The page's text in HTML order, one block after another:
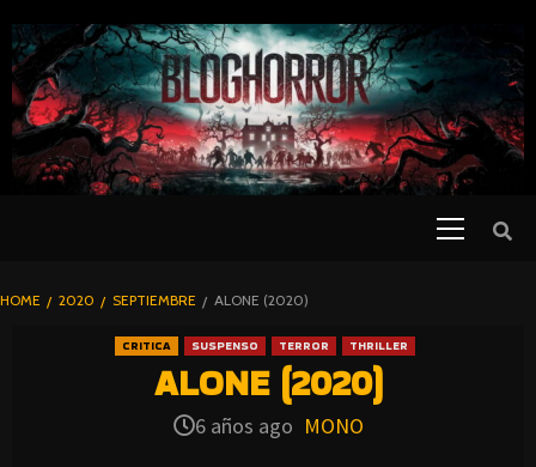
TO
CONTENT
BLOGHORROR
HOME 2020 SEPTIEMBRE ALONE (2020)
CRITICA SUSPENSO TERROR THRILLER
ALONE (2020)
6 años ago MONO